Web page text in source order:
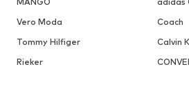
Vero Moda
Coach
Tommy Hilfiger
Calvin
Rieker